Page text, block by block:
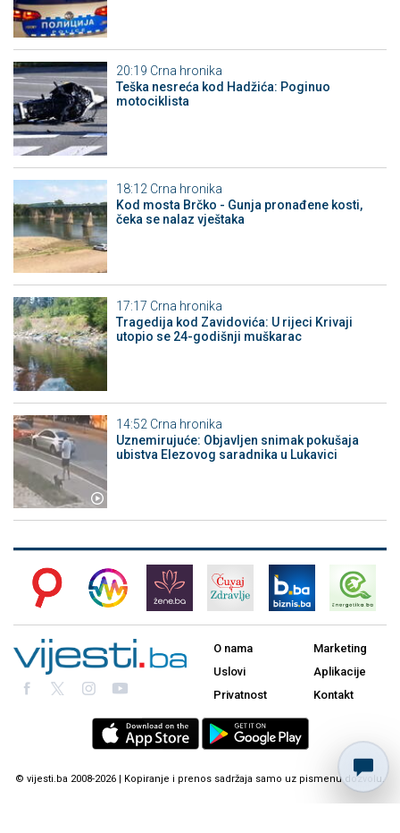
20:19 Crna hronika
Teška nesreća kod Hadžića: Poginuo
motociklista
18:12 Crna hronika
Kod mosta Brčko - Gunja pronađene kosti,
čeka se nalaz vještaka
17:17 Crna hronika
Tragedija kod Zavidovića: U rijeci Krivaji
utopio se 24-godišnji muškarac
14:52 Crna hronika
Uznemirujuće: Objavljen snimak pokušaja
ubistva Elezovog saradnika u Lukavici
O nama
Uslovi
Privatnost
Marketing
Aplikacije
Kontakt
© vijesti.ba 2008-2026 | Kopiranje i prenos sadržaja samo uz pismenu dozvolu.